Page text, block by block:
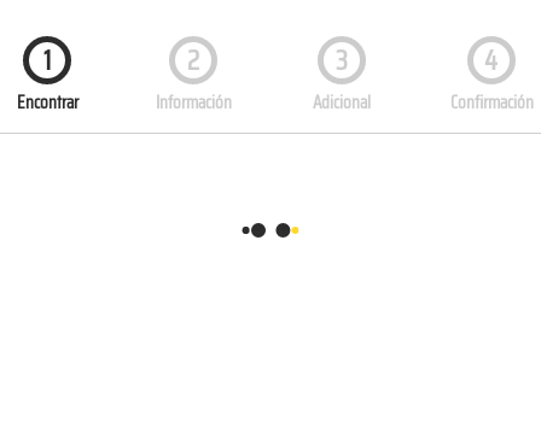
1
Encontrar
2
Información
3
Adicional
4
Confirmación